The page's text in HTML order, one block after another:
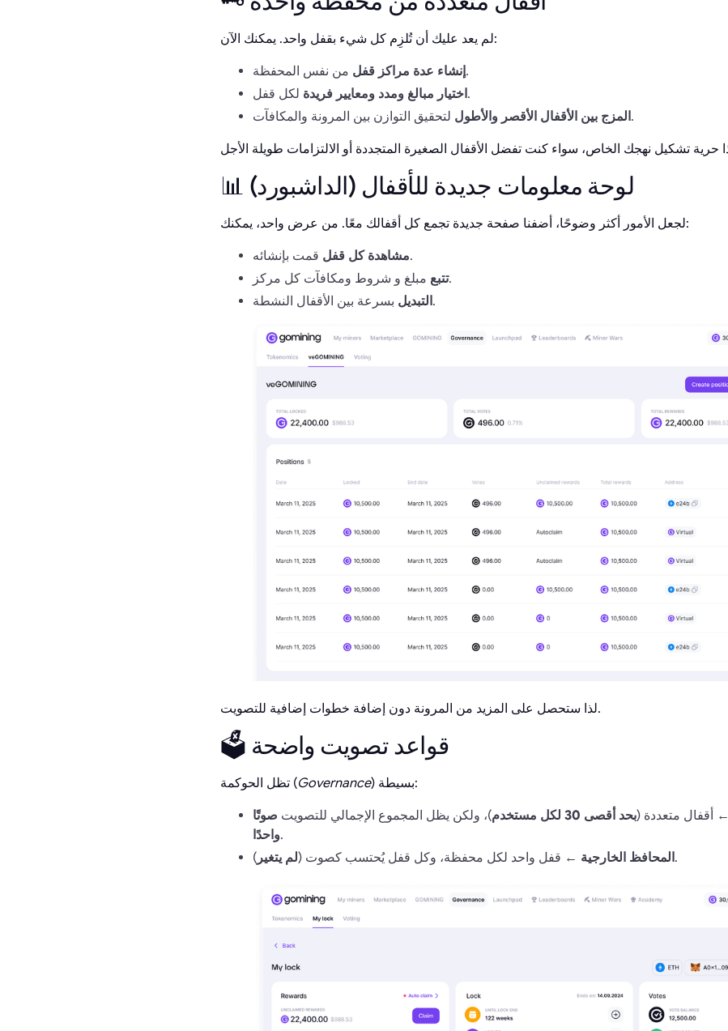
لم يعد عليك أن تُلزِم كل شيء بقفل واحد. يمكنك الآن:
إنشاء عدة مراكز قفلمن نفس المحفظة.
اختيار مبالغ ومدد ومعايير فريدةلكل قفل.
المزج بين الأقفال الأقصر والأطوللتحقيق التوازن بين المرونة والمكافآت.
📊 لوحة معلومات جديدة للأقفال (الداشبورد)
لجعل الأمور أكثر وضوحًا، أضفنا صفحة جديدة تجمع كل أقفالك معًا. من عرض واحد، يمكنك:
مشاهدة كل قفلقمت بإنشائه.
تتبعمبلغ و شروط ومكافآت كل مركز.
التبديلبسرعة بين الأقفال النشطة.
لذا ستحصل على المزيد من المرونة دون إضافة خطوات إضافية للتصويت.
🗳️ قواعد تصويت واضحة
تظل الحوكمة (Governance
) بسيطة:
← أقفال متعددة (بحد أقصى 30 لكل مستخدم )، ولكن يظل المجموع الإجمالي للتصويت صوتًا
واحدًا.
المحافظ الخارجية ← قفل واحد لكل محفظة، وكل قفل يُحتسب كصوت (لم يتغير ).